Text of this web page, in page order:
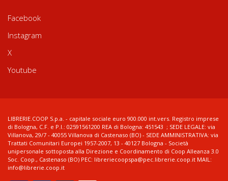
Facebook
Instagram
X
Youtube
LIBRERIE.COOP S.p.a. - capitale sociale euro 900.000 int.vers. Registro imprese
di Bologna, C.F. e P.I.: 02591561200 REA di Bologna: 451543 ; SEDE LEGALE: via
Villanova, 29/7 - 40055 Villanova di Castenaso (BO) - SEDE AMMINISTRATIVA: via
Trattati Comunitari Europei 1957-2007, 13 - 40127 Bologna - Società
unipersonale sottoposta alla Direzione e Coordinamento di Coop Alleanza 3.0
Soc. Coop., Castenaso (BO) PEC: libreriecoopspa@pec.librerie.coop.it MAIL:
info@librerie.coop.it